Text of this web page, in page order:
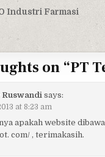
Industri Farmasi
on “PT
says:
at 8:23 am
apakah website
com/ , terimakasih.